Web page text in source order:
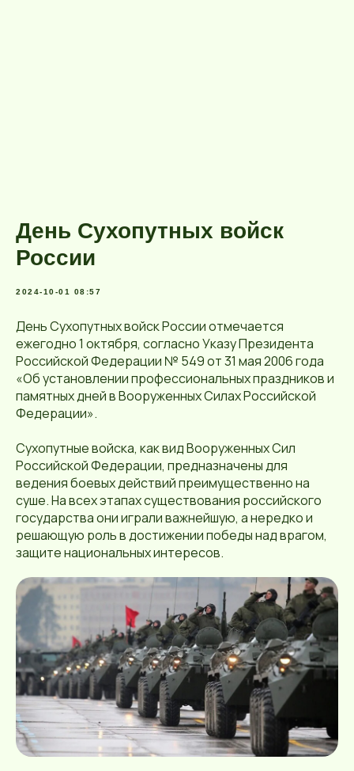
День Сухопутных войск
России
2024-10-01 08:57
День Сухопутных войск России отмечается
ежегодно 1 октября, согласно Указу Президента
Российской Федерации № 549 от 31 мая 2006 года
«Об установлении профессиональных праздников и
памятных дней в Вооруженных Силах Российской
Федерации».
Сухопутные войска, как вид Вооруженных Сил
Российской Федерации, предназначены для
ведения боевых действий преимущественно на
суше. На всех этапах существования российского
государства они играли важнейшую, а нередко и
решающую роль в достижении победы над врагом,
защите национальных интересов.